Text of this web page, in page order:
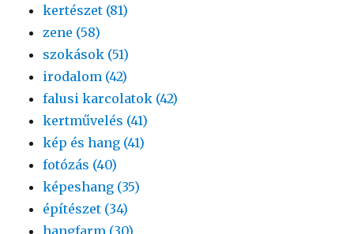
kertészet (81)
zene (58)
szokások (51)
irodalom (42)
falusi karcolatok (42)
kertművelés (41)
kép és hang (41)
fotózás (40)
képeshang (35)
építészet (34)